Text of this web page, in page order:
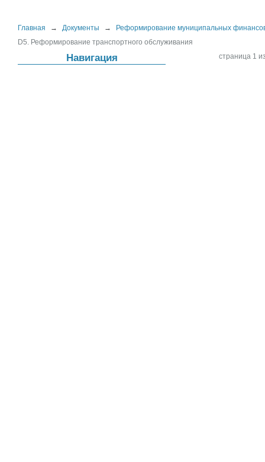
Главная → Документы →
Реформирование муниципальных
D5. Реформирование транспортного обслуживания
Навигация страница 1